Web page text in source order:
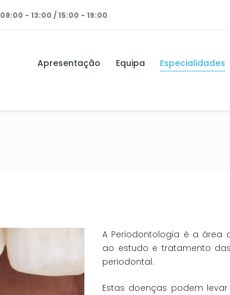
09:00 - 13:00 / 15:00 - 19:00
Apresentação Equipa Especialidades
A Periodontologia é a área
ao estudo e tratamento
periodontal.
Estas doenças podem